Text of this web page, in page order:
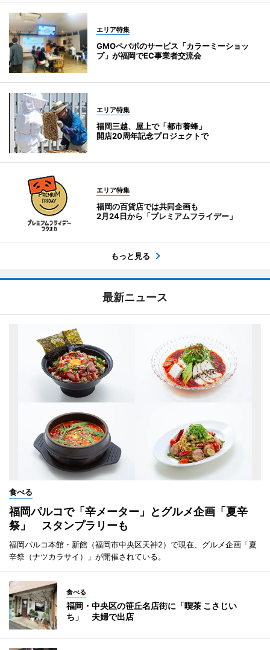
エリア特集
GMOペパボのサービス「カラーミーショッ
プ」が福岡でEC事業者交流会
エリア特集
福岡三越、屋上で「都市養蜂」
開店20周年記念プロジェクトで
エリア特集
福岡の百貨店では共同企画も
2月24日から「プレミアムフライデー」
もっと見る
最新ニュース
食べる
福岡パルコで「辛メーター」とグルメ企画「夏辛
祭」 スタンプラリーも
福岡パルコ本館・新館（福岡市中央区天神2）で現在、グルメ企画「夏
辛祭（ナツカラサイ）」が開催されている。
食べる
福岡・中央区の笹丘名店街に「喫茶 こさじい
ち」 夫婦で出店